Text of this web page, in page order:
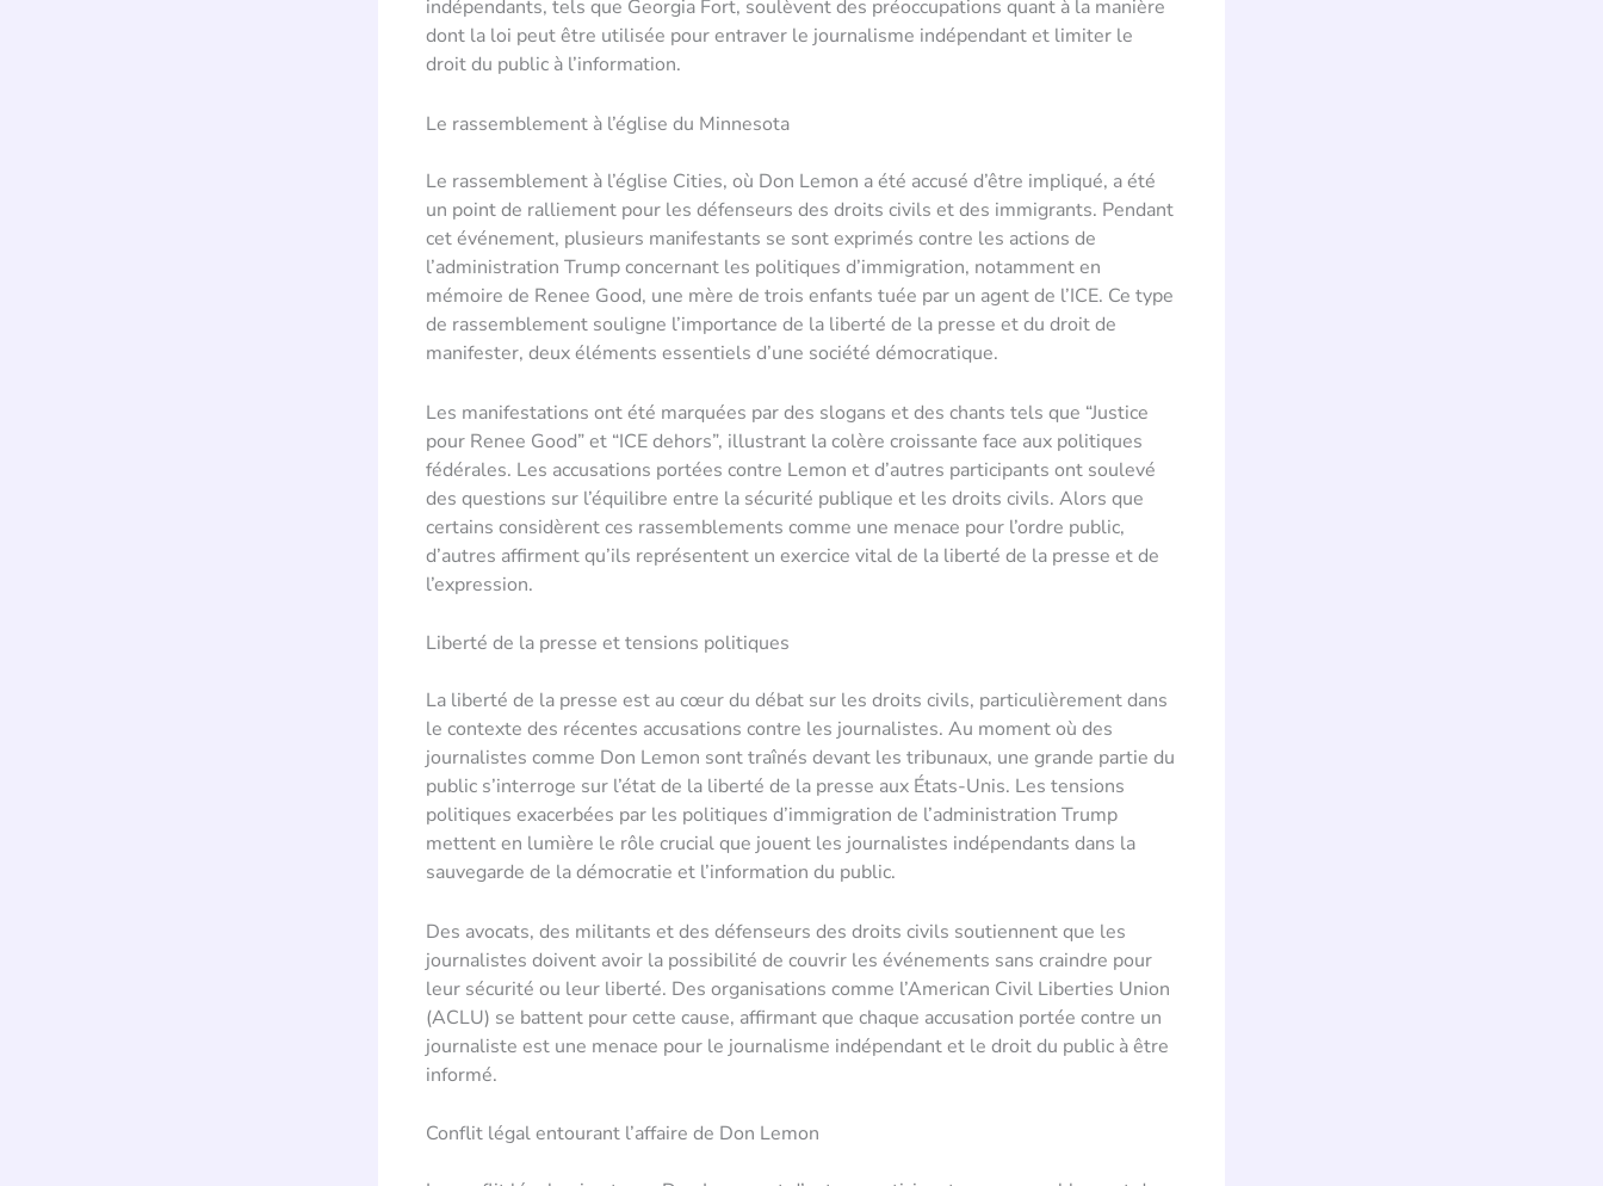
indépendants, tels que Georgia Fort, soulèvent des préoccupations quant à la manière
dont la loi peut être utilisée pour entraver le journalisme indépendant et limiter le
droit du public à l’information.
Le rassemblement à l’église du Minnesota
Le rassemblement à l’église Cities, où Don Lemon a été accusé d’être impliqué, a été
un point de ralliement pour les défenseurs des droits civils et des immigrants. Pendant
cet événement, plusieurs manifestants se sont exprimés contre les actions de
l’administration Trump concernant les politiques d’immigration, notamment en
mémoire de Renee Good, une mère de trois enfants tuée par un agent de l’ICE. Ce type
de rassemblement souligne l’importance de la liberté de la presse et du droit de
manifester, deux éléments essentiels d’une société démocratique.
Les manifestations ont été marquées par des slogans et des chants tels que “Justice
pour Renee Good” et “ICE dehors”, illustrant la colère croissante face aux politiques
fédérales. Les accusations portées contre Lemon et d’autres participants ont soulevé
des questions sur l’équilibre entre la sécurité publique et les droits civils. Alors que
certains considèrent ces rassemblements comme une menace pour l’ordre public,
d’autres affirment qu’ils représentent un exercice vital de la liberté de la presse et de
l’expression.
Liberté de la presse et tensions politiques
La liberté de la presse est au cœur du débat sur les droits civils, particulièrement dans
le contexte des récentes accusations contre les journalistes. Au moment où des
journalistes comme Don Lemon sont traînés devant les tribunaux, une grande partie du
public s’interroge sur l’état de la liberté de la presse aux États-Unis. Les tensions
politiques exacerbées par les politiques d’immigration de l’administration Trump
mettent en lumière le rôle crucial que jouent les journalistes indépendants dans la
sauvegarde de la démocratie et l’information du public.
Des avocats, des militants et des défenseurs des droits civils soutiennent que les
journalistes doivent avoir la possibilité de couvrir les événements sans craindre pour
leur sécurité ou leur liberté. Des organisations comme l’American Civil Liberties Union
(ACLU) se battent pour cette cause, affirmant que chaque accusation portée contre un
journaliste est une menace pour le journalisme indépendant et le droit du public à être
informé.
Conflit légal entourant l’affaire de Don Lemon